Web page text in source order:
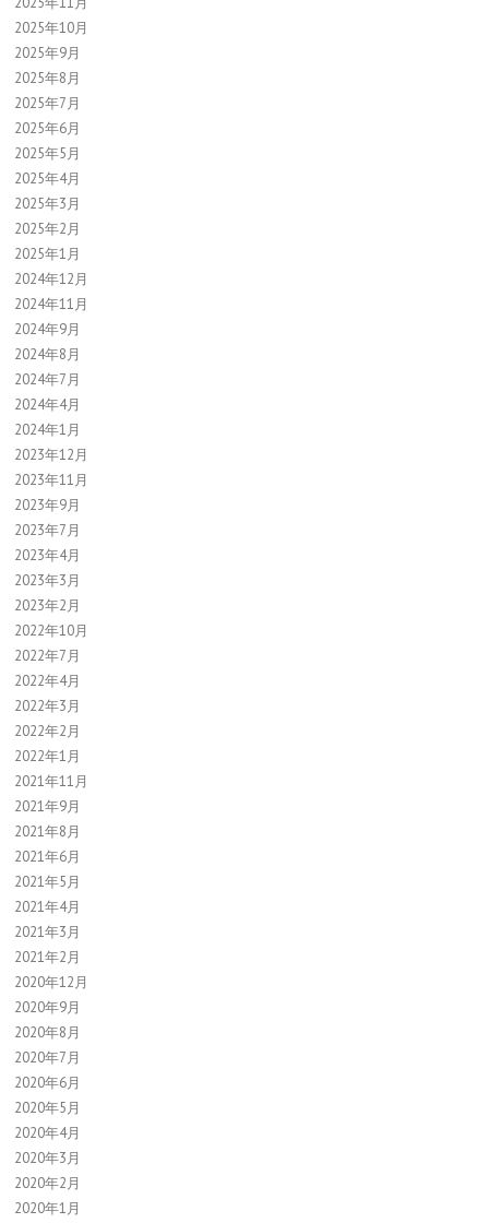
2025年10月
2025年9月
2025年8月
2025年7月
2025年6月
2025年5月
2025年4月
2025年3月
2025年2月
2025年1月
2024年12月
2024年11月
2024年9月
2024年8月
2024年7月
2024年4月
2024年1月
2023年12月
2023年11月
2023年9月
2023年7月
2023年4月
2023年3月
2023年2月
2022年10月
2022年7月
2022年4月
2022年3月
2022年2月
2022年1月
2021年11月
2021年9月
2021年8月
2021年6月
2021年5月
2021年4月
2021年3月
2021年2月
2020年12月
2020年9月
2020年8月
2020年7月
2020年6月
2020年5月
2020年4月
2020年3月
2020年2月
2020年1月